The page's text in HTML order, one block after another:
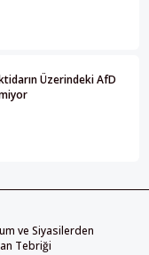
Üzerindeki AfD
ve Siyasilerden
Tebriği